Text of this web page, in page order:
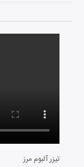
تیزر آلبوم مرز